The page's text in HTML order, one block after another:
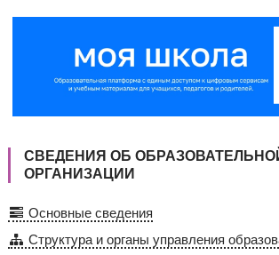
СВЕДЕНИЯ ОБ
ОРГАНИЗАЦИИ
Основные сведения
Структура и органы управления